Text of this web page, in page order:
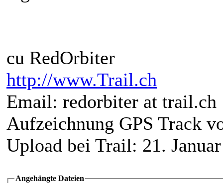
cu RedOrbiter
http://www.Trail.ch
Email: redorbiter at trail.ch
Aufzeichnung GPS Track
Upload bei Trail: 21.
Angehängte Dateien